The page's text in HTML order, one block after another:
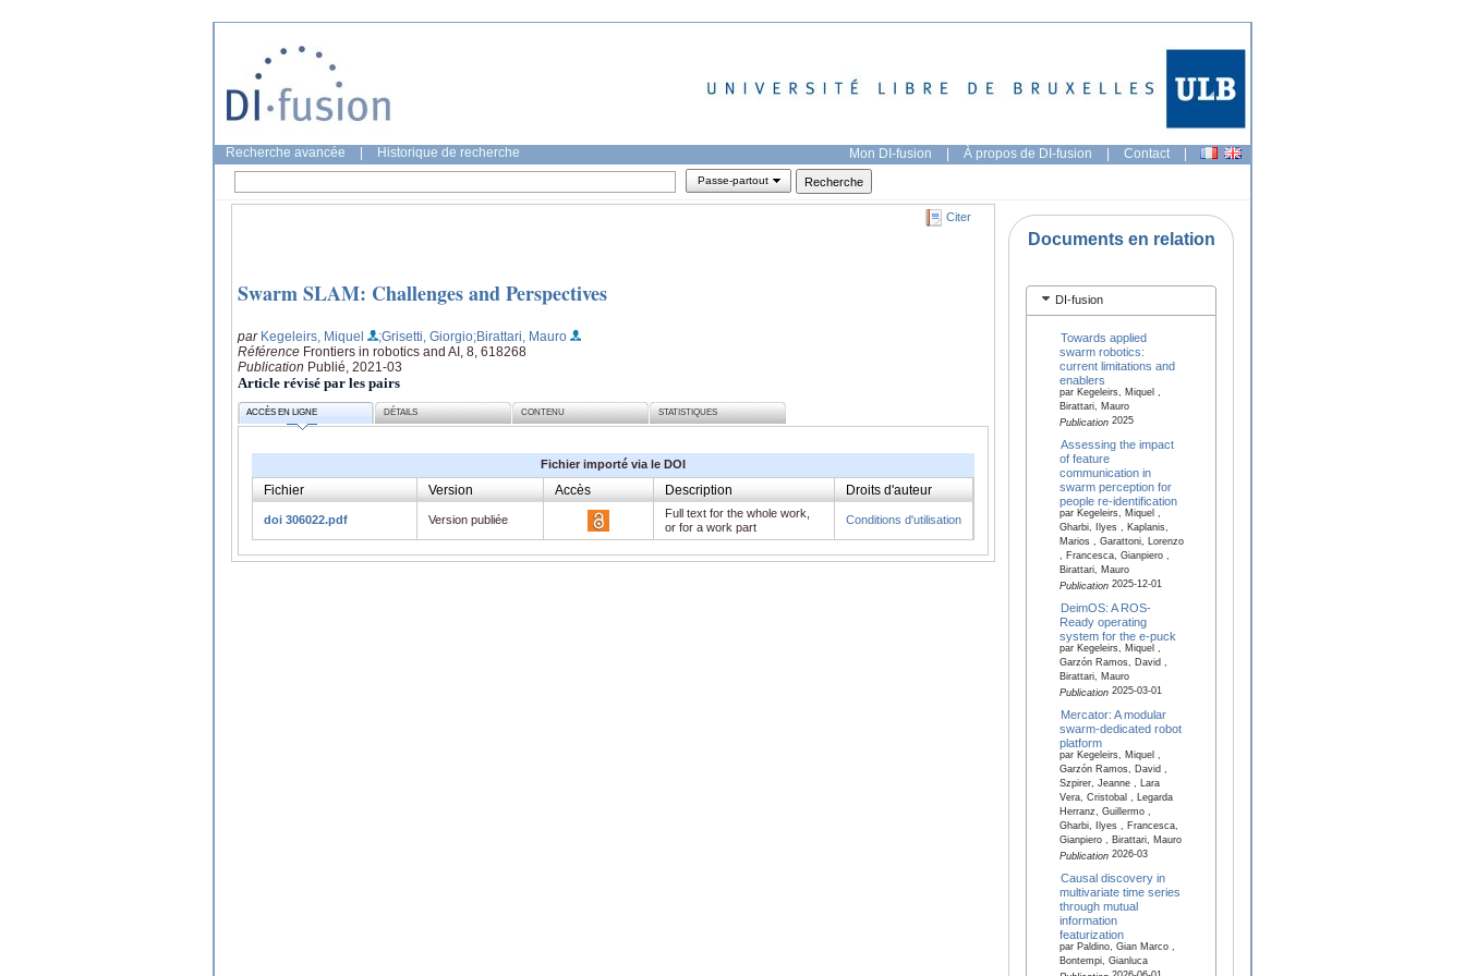
Recherche avancée Historique de recherche Mon DI-fusion | À propos de DI-fusion | Contact |
Passe-partout
Citer
Swarm SLAM: Challenges and Perspectives
par Kegeleirs, Miquel ;Grisetti, Giorgio;Birattari, Mauro
Référence Frontiers in robotics and AI, 8, 618268
Publication Publié, 2021-03
Article révisé par les pairs
ACCÈS EN LIGNE DÉTAILS CONTENU STATISTIQUES
Fichier importé via le DOI
Fichier Version Accès Description Droits d'auteur
doi 306022.pdf Version publiée
Full text for the whole work,
or for a work part
Conditions d'utilisation
Documents en relation
DI-fusion
Towards applied
swarm robotics:
current limitations and
enablers
par Kegeleirs, Miquel ,
Birattari, Mauro
Publication2025
Assessing the impact
of feature
communication in
swarm perception for
people re-identification
par Kegeleirs, Miquel ,
Gharbi, Ilyes , Kaplanis,
Marios , Garattoni, Lorenzo
, Francesca, Gianpiero ,
Birattari, Mauro
Publication2025-12-01
DeimOS: A ROS-
Ready operating
system for the e-puck
par Kegeleirs, Miquel ,
Garzón Ramos, David ,
Birattari, Mauro
Publication2025-03-01
Mercator: A modular
swarm-dedicated robot
platform
par Kegeleirs, Miquel ,
Garzón Ramos, David ,
Szpirer, Jeanne , Lara
Vera, Cristobal , Legarda
Herranz, Guillermo ,
Gharbi, Ilyes , Francesca,
Gianpiero , Birattari, Mauro
Publication2026-03
Causal discovery in
multivariate time series
through mutual
information
featurization
par Paldino, Gian Marco ,
Bontempi, Gianluca